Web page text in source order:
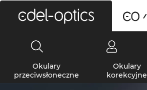
Okulary
przeciwsłoneczne
Okulary
korekcyjne